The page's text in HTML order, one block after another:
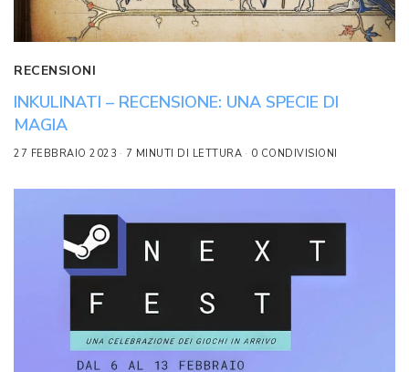
RECENSIONI
INKULINATI – RECENSIONE: UNA SPECIE DI
MAGIA
27 FEBBRAIO 2023 7 MINUTI DI LETTURA 0 CONDIVISIONI